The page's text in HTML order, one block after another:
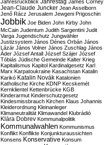
Jahresrückblick Jahrestag James Corney
Jean-Claude Juncker Jean Asselborn
Jenő Rácz Jerusalem Jewgeni Prigoschin
Jobbik Joe Biden John Kirby John
McCain Judentum Judith Sargentini Judit
Varga Jugendschutz Jungwähler
Justizsystem János Dénes Orbán János
Lázár János Volner János Zuschlag János
Áder József Antall József Szájer József
Tóbiás Jüdische Gemeinde Kalter Krieg
Kapitalismus Kapitol Kardinalgesetz Karl
Marx Karpatoukraine Kasachstan Katalin
Karikó Katalin Novák Katalonien
Katholische Kirche KDNP Kecskemét
Kernklientel Kettenbrücke KGB
Kinderarmut Kinderschutzgesetz
Kindesmissbrauch Kirchen Klaus Johannis
Kleiderordnung Kleinanleger
Klimaneutralität Klimawandel Klubrádió
Klára Dobrev Kommunalpolitik
Kommunalwahlen Kommunismus
Konflikt Konflikte Konjunkturaussichten
Konsens Konservative Konsum